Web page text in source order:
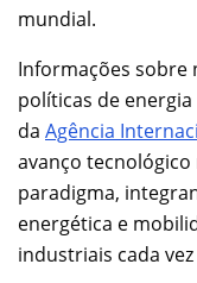
mundial.
Informações sobre
políticas de
da Agência
avanço
paradigma,
energética e
industriais cada